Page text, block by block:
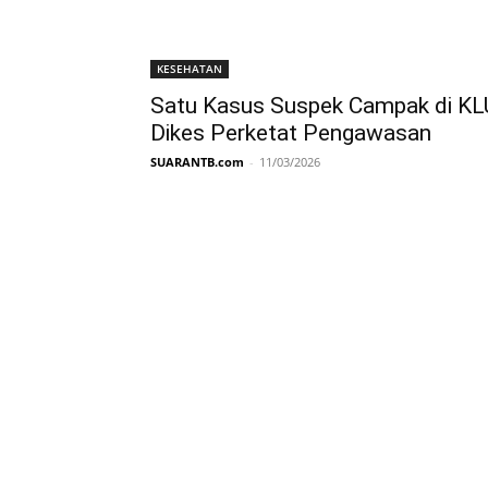
KESEHATAN
Satu Kasus Suspek Campak di
Dikes Perketat Pengawasan
SUARANTB.com - 11/03/2026